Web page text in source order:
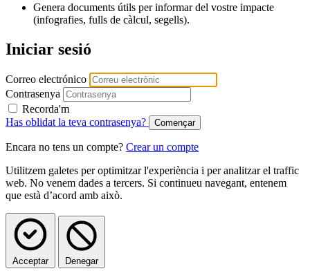
Genera documents útils per informar del vostre impacte
(infografies, fulls de càlcul, segells).
Iniciar sesió
Correo electrónico
Contrasenya
Recorda'm
Has oblidat la teva contrasenya?
Encara no tens un compte? Crear un compte
Utilitzem galetes per optimitzar l'experiència i per analitzar el traffic
web. No venem dades a tercers. Si continueu navegant, entenem
que està d’acord amb això.
Acceptar Denegar